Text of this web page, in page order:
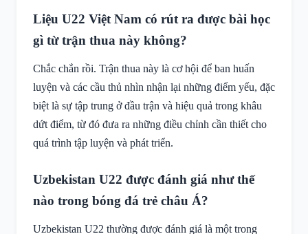
Liệu U22 Việt Nam có rút ra được bài học
gì từ trận thua này không?
Chắc chắn rồi. Trận thua này là cơ hội để ban huấn
luyện và các cầu thủ nhìn nhận lại những điểm yếu, đặc
biệt là sự tập trung ở đầu trận và hiệu quả trong khâu
dứt điểm, từ đó đưa ra những điều chỉnh cần thiết cho
quá trình tập luyện và phát triển.
Uzbekistan U22 được đánh giá như thế
nào trong bóng đá trẻ châu Á?
Uzbekistan U22 thường được đánh giá là một trong